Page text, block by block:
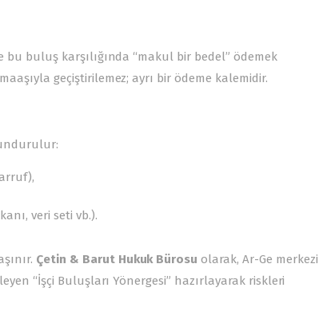
buluş karşılığında “makul bir bedel” ödemek
geçiştirilemez; ayrı bir ödeme kalemidir.
veri seti vb.).
Çetin & Barut Hukuk Bürosu olarak, Ar-Ge merkezi
“İşçi Buluşları Yönergesi” hazırlayarak riskleri